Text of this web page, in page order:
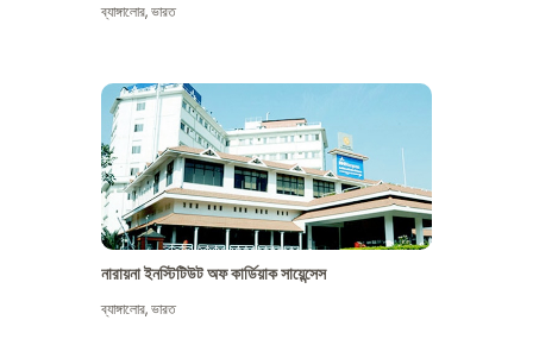
ব্যাঙ্গালোর,ভারত
নারায়না ইনস্টিটিউট অফ কার্ডিয়াক সায়েন্সেস
ব্যাঙ্গালোর,ভারত